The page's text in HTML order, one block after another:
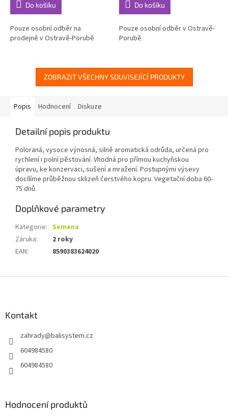
Do košíku
Pouze osobní odběr na
prodejně v Ostravě-Porubě
Do košíku
Pouze osobní odběr v Ostravě-
Porubě
ZOBRAZIT VŠECHNY SOUVISEJÍCÍ PRODUKTY
Popis Hodnocení Diskuze
Detailní popis produktu
Poloraná, vysoce výnosná, silně aromatická odrůda, určená pro
rychlení i polní pěstování. Vhodná pro přímou kuchyňskou
úpravu, ke konzervaci, sušení a mražení. Postupnými výsevy
docílíme průběžnou sklizeň čerstvého kopru. Vegetační doba 60-
75 dnů.
Doplňkové parametry
Kategorie: Semena
Záruka:
2 roky
EAN: 8590383624020
Kontakt
zahrady@balisystem.cz
604984580
604984580
Hodnocení produktů